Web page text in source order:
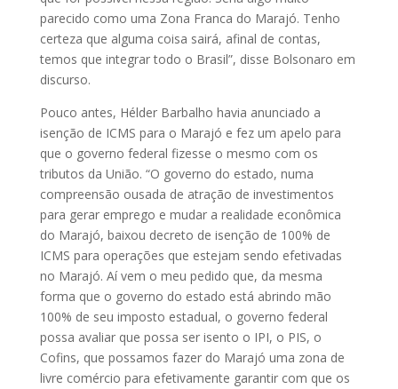
parecido como uma Zona Franca do Marajó. Tenho
certeza que alguma coisa sairá, afinal de contas,
temos que integrar todo o Brasil”, disse Bolsonaro em
discurso.
Pouco antes, Hélder Barbalho havia anunciado a
isenção de ICMS para o Marajó e fez um apelo para
que o governo federal fizesse o mesmo com os
tributos da União. “O governo do estado, numa
compreensão ousada de atração de investimentos
para gerar emprego e mudar a realidade econômica
do Marajó, baixou decreto de isenção de 100% de
ICMS para operações que estejam sendo efetivadas
no Marajó. Aí vem o meu pedido que, da mesma
forma que o governo do estado está abrindo mão
100% de seu imposto estadual, o governo federal
possa avaliar que possa ser isento o IPI, o PIS, o
Cofins, que possamos fazer do Marajó uma zona de
livre comércio para efetivamente garantir com que os